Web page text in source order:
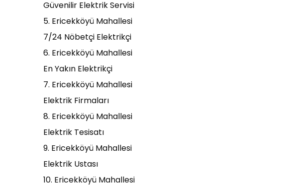
Güvenilir Elektrik Servisi
5. Ericekköyü Mahallesi
7/24 Nöbetçi Elektrikçi
6. Ericekköyü Mahallesi
En Yakın Elektrikçi
7. Ericekköyü Mahallesi
Elektrik Firmaları
8. Ericekköyü Mahallesi
Elektrik Tesisatı
9. Ericekköyü Mahallesi
Elektrik Ustası
10. Ericekköyü Mahallesi